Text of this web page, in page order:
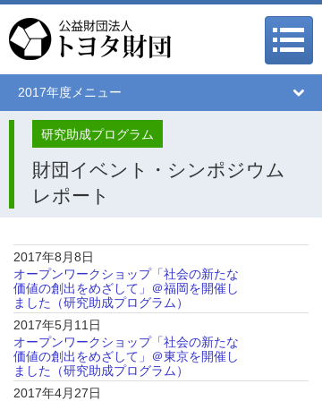
2017年度メニュー
研究助成プログラム
財団イベント・シンポジウム
レポート
2017年8月8日
オープンワークショップ「社会の新たな
価値の創出をめざして」＠福岡を開催し
ました（研究助成プログラム）
2017年5月11日
オープンワークショップ「社会の新たな
価値の創出をめざして」＠東京を開催し
ました（研究助成プログラム）
2017年4月27日